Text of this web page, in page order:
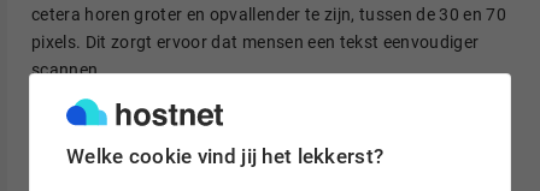
Welke cookie vind jij het lekkerst?
cetera horen groter en opvallender te zijn, tussen de 30 en 70
pixels. Dit zorgt ervoor dat mensen een tekst eenvoudiger
scannen.
Tip